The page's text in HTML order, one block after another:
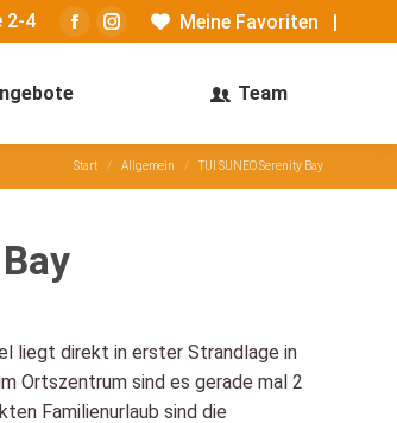
2-4
Facebook
opens
new
window
Instagram
new
window
Meine Favoriten |
Team
Sie befinden sich hier:
Start Allgemein TUI SUNEO Serenity Bay
liegt direkt in erster Strandlage in
Ortszentrum sind es gerade mal 2
Familienurlaub sind die